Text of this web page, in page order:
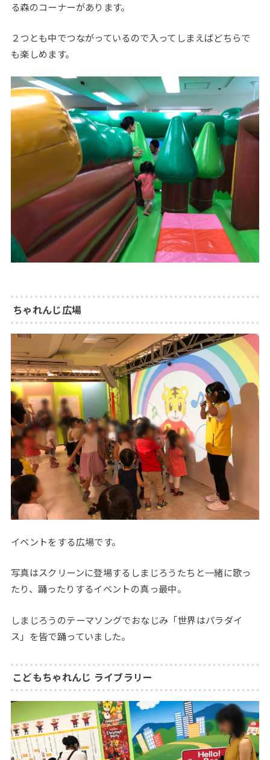
る森のコーナーがあります。
２つとも中でつながっているので入ってしまえばどちらで
も楽しめます。
ちゃれんじ広場
イベントをする広場です。
写真はスクリーンに登場するしまじろうたちと一緒に歌っ
たり、踊ったりするイベントの真っ最中。
しまじろうのテーマソングでおなじみ「世界はパラダイ
ス」を皆で踊っていました。
こどもちゃれんじ ライブラリー